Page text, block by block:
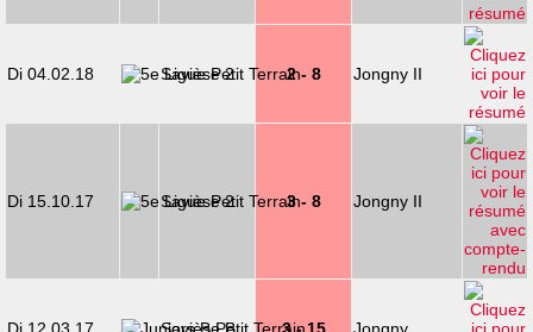
Di 04.02.18 Savièse 2 2 - 8 Jongny II
Di 15.10.17 Savièse 2 3 - 8 Jongny II